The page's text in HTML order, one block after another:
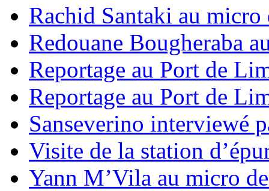
Rachid Santaki au micro
Redouane Bougheraba
Reportage au Port de
Reportage au Port de
Sanseverino interviewé
Visite de la station
Yann M’Vila au micro